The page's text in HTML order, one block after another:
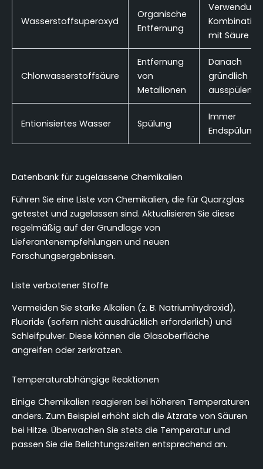
Wasserstoffsuperoxyd
Organische
Entfernung
Kombination
mit Säure
Chlorwasserstoffsäure
Entfernung
von
Metallionen
Danach
gründlich
ausspülen
Entionisiertes Wasser Spülung
Immer
Endspülung
Datenbank für zugelassene Chemikalien
Führen Sie eine Liste von Chemikalien, die für Quarzglas
getestet und zugelassen sind. Aktualisieren Sie diese
regelmäßig auf der Grundlage von
Lieferantenempfehlungen und neuen
Forschungsergebnissen.
Liste verbotener Stoffe
Vermeiden Sie starke Alkalien (z. B. Natriumhydroxid),
Fluoride (sofern nicht ausdrücklich erforderlich) und
Schleifpulver. Diese können die Glasoberfläche
angreifen oder zerkratzen.
Temperaturabhängige Reaktionen
Einige Chemikalien reagieren bei höheren Temperaturen
anders. Zum Beispiel erhöht sich die Ätzrate von Säuren
bei Hitze. Überwachen Sie stets die Temperatur und
passen Sie die Belichtungszeiten entsprechend an.